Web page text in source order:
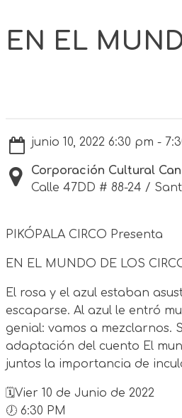
EN EL
junio 10, 2022 6:30 pm -
Corporación Cultural
Calle 47DD # 88-24 /
PIKÓPALA CIRCO Presenta
EN EL MUNDO DE LOS
El rosa y el azul estaban
escaparse. Al azul le entró
genial: vamos a mezclarnos.
adaptación del cuento El
juntos la importancia de
🗓Vier 10 de Junio de 2022
🕖 6:30 PM